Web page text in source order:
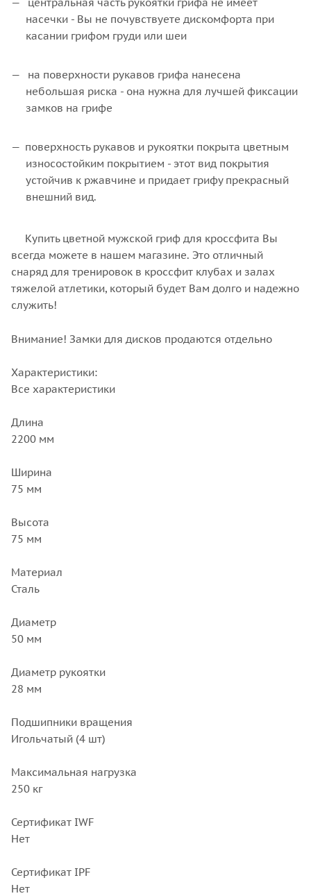
насечки - Вы не почувствуете дискомфорта при
касании грифом груди или шеи
на поверхности рукавов грифа нанесена
небольшая риска - она нужна для лучшей фиксации
замков на грифе
поверхность рукавов и рукоятки покрыта цветным
износостойким покрытием - этот вид покрытия
устойчив к ржавчине и придает грифу прекрасный
внешний вид.
Купить цветной мужской гриф для кроссфита Вы
всегда можете в нашем магазине. Это отличный
снаряд для тренировок в кроссфит клубах и залах
тяжелой атлетики, который будет Вам долго и надежно
служить!
Внимание! Замки для дисков продаются отдельно
Характеристики:
Все характеристики
Длина
2200 мм
Ширина
75 мм
Высота
75 мм
Материал
Сталь
Диаметр
50 мм
Диаметр рукоятки
28 мм
Подшипники вращения
Игольчатый (4 шт)
Максимальная нагрузка
250 кг
Сертификат IWF
Нет
Сертификат IPF
Нет